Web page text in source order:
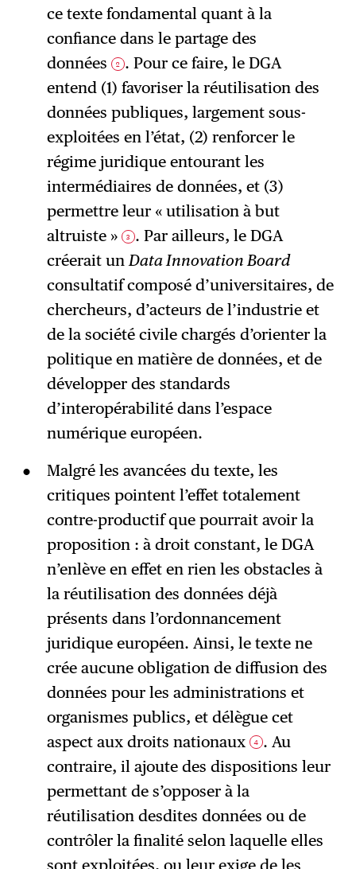
ce texte fondamental quant à la
confiance dans le partage des
données
2 . Pour ce faire, le DGA
entend (1) favoriser la réutilisation des
données publiques, largement sous-
exploitées en l’état, (2) renforcer le
régime juridique entourant les
intermédiaires de données, et (3)
permettre leur « utilisation à but
altruiste »
3 . Par ailleurs, le DGA
créerait unData Innovation Board
consultatif composé d’universitaires, de
chercheurs, d’acteurs de l’industrie et
de la société civile chargés d’orienter la
politique en matière de données, et de
développer des standards
d’interopérabilité dans l’espace
numérique européen.
Malgré les avancées du texte, les
critiques pointent l’effet totalement
contre-productif que pourrait avoir la
proposition : à droit constant, le DGA
n’enlève en effet en rien les obstacles à
la réutilisation des données déjà
présents dans l’ordonnancement
juridique européen. Ainsi, le texte ne
crée aucune obligation de diffusion des
données pour les administrations et
organismes publics, et délègue cet
aspect aux droits nationaux
4 . Au
contraire, il ajoute des dispositions leur
permettant de s’opposer à la
réutilisation desdites données ou de
contrôler la finalité selon laquelle elles